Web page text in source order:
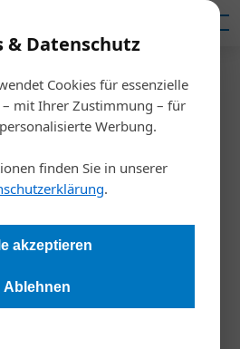
& Datenschutz
Cookies für essenzielle
mit Ihrer Zustimmung – für
Werbung.
finden Sie in unserer
.
akzeptieren
Ablehnen
/Meldungen
Digital Detox
09.11.2022, 08:27 Uhr
hinterfragen ihren
zu viel Zeit am